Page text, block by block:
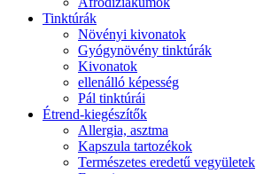
Tinktúrák
Növényi kivonatok
Gyógynövény tinktúrák
Kivonatok
ellenálló képesség
Pál tinktúrái
Étrend-kiegészítők
Allergia, asztma
Kapszula tartozékok
Természetes eredetű vegyületek